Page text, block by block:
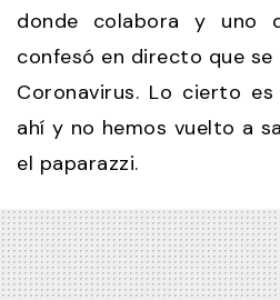
donde colabora y uno
confesó en directo que
Coronavirus. Lo cierto
ahí y no hemos vuelto a
el paparazzi.